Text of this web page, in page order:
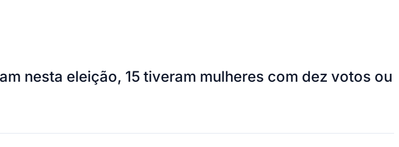
nesta eleição, 15 tiveram mulheres com dez votos ou